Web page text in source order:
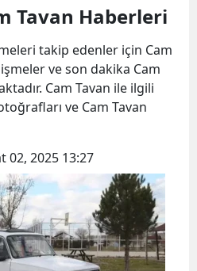
Tavan Haberleri
takip edenler için Cam
ve son dakika Cam
Cam Tavan ile ilgili
ve Cam Tavan
02, 2025 13:27